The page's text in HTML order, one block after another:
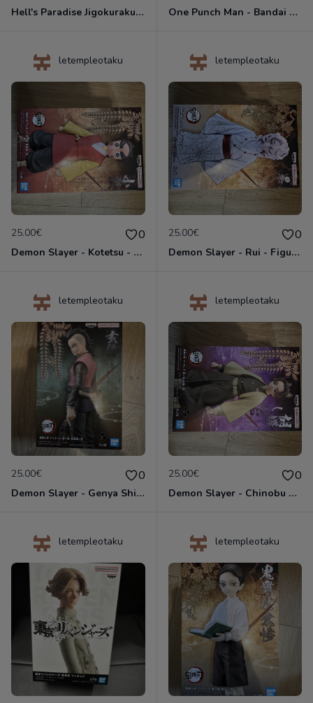
Hell's Paradise Jigokuraku - DXF Figure Gabimaru - Figurine Banpresto One Punch Man - Bandai Spirits Vol.3 Sonic - Figurine Banpresto
letempleotaku
25.00€ 0
Demon Slayer - Kotetsu - Kizuna no Sou Vol.38 - Figurine Banpresto
letempleotaku
25.00€ 0
Demon Slayer - Rui - Figurine Oni no Sou Vol.12 Banpresto
letempleotaku
25.00€ 0
Demon Slayer - Genya Shinazugawa - Figurine Kizuna no Sou Vol.44 Banpresto
letempleotaku
25.00€ 0
Demon Slayer - Chinobu Kocho - Figurine 15 cm - Banpresto
letempleotaku letempleotaku